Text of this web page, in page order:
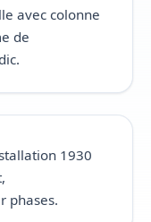
avec colonne
de
1930
phases.